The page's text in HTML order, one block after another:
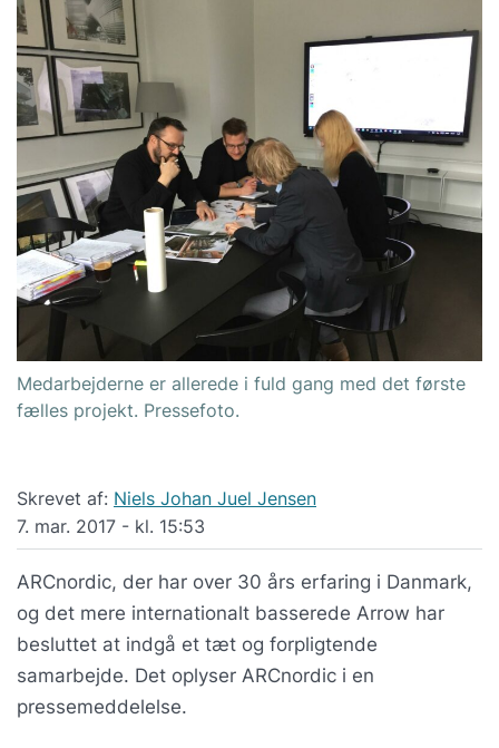
Medarbejderne er allerede i fuld gang med det første
fælles projekt. Pressefoto.
Skrevet af: Niels Johan Juel Jensen
7. mar. 2017 - kl. 15:53
ARCnordic, der har over 30 års erfaring i Danmark,
og det mere internationalt basserede Arrow har
besluttet at indgå et tæt og forpligtende
samarbejde. Det oplyser ARCnordic i en
pressemeddelelse.